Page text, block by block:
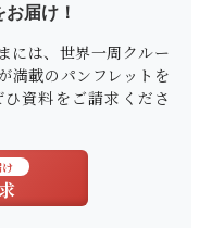
届け！
には、世界一周クルー
満載のパンフレットを
資料をご請求くださ